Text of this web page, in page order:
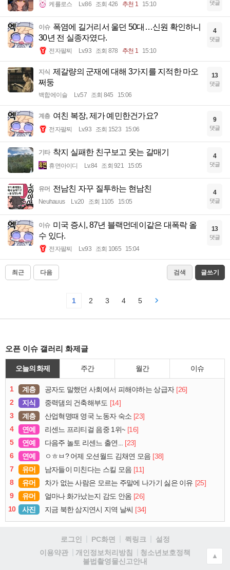
케를로스 Lv.86 조회 426 추천 1 15:10 댓글
이슈 폭염에 길거리서 울던 50대…신원 확인하니
30년 전 실종자였다.
전자팔찌 Lv.93 조회 878 추천 1 15:10
4
댓글
지식 제갈량의 군재에 대해 3가지를 지적한 마오
쩌둥
백합에이슬 Lv.57 조회 845 15:06
13
댓글
계층 여친 복장, 제가 예민한건가요?
전자팔찌 Lv.93 조회 1523 15:06
9
댓글
기타 착지 실패한 친구보고 웃는 갈매기
휴면아이디 Lv.84 조회 921 15:05
4
댓글
유머 전남친 자꾸 질투하는 현남친
Neuhauus Lv.20 조회 1105 15:05
4
댓글
이슈 미국 증시, 87년 블랙먼데이같은 대폭락 올
수 있다.
전자팔찌 Lv.93 조회 1065 15:04
13
댓글
최근 다음 검색 글쓰기
1 2 3 4 5
오픈 이슈 갤러리 화제글
오늘의 화제 주간 월간 이슈
1 계층 공자도 말했던 사회에서 피해야하는 상급자 [26]
2
지식 중력댐의 건축해부도 [14]
3
계층 산업혁명때 영국 노동자 숙소 [23]
4
연예 리센느 프리티걸 음중 1위~ [16]
5
연예 다음주 놀토 리센느 출연... [23]
6
연예 ㅇㅎㅂ? 어제 오션월드 김채연 모음 [38]
7
유머 남자들이 미친다는 스킬 모음 [11]
8
유머 차가 없는 사람은 모르는 주말에 나가기 싫은 이유 [25]
9
유머 얼마나 화가났는지 감도 안옴 [26]
10
사진 지금 북한 삼지연시 지역 날씨 [34]
로그인 PC화면 퀵링크
설정
이용약관
개인정보처리방침
청소년보호정책
불법촬영물신고안내
▲